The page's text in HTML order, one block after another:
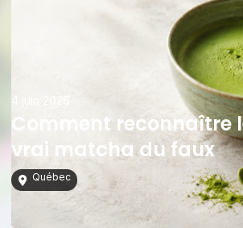
Comment reconnaître
vrai matcha du faux
Québec